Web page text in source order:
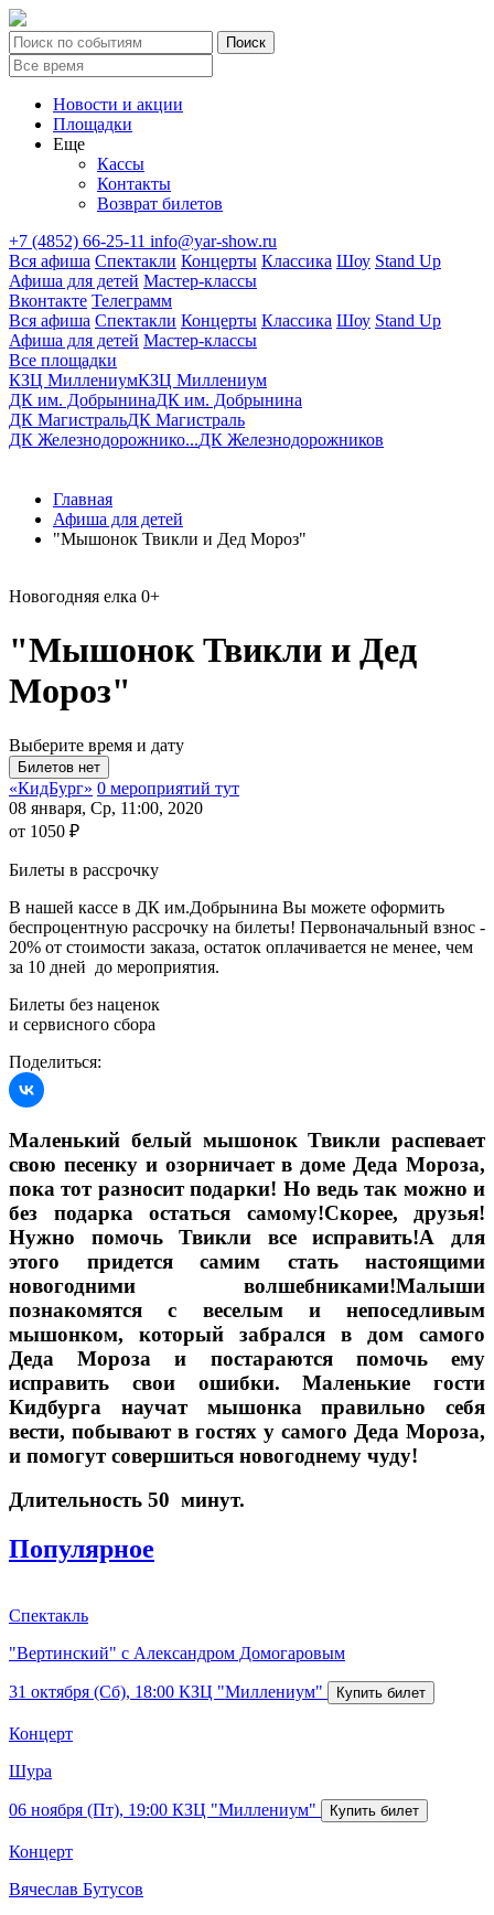
Новости и акции
Площадки
Еще
Кассы
Контакты
Возврат билетов
+7 (4852) 66-25-11 info@yar-show.ru
Вся афиша Спектакли Концерты Классика Шоу Stand Up
Афиша для детей Мастер-классы
Вконтакте Телеграмм
Вся афиша Спектакли Концерты Классика Шоу Stand Up
Афиша для детей Мастер-классы
Все площадки
КЗЦ МиллениумКЗЦ Миллениум
ДК им. ДобрынинаДК им. Добрынина
ДК МагистральДК Магистраль
ДК Железнодорожнико...ДК Железнодорожников
Главная
Афиша для детей
"Мышонок Твикли и Дед Мороз"
Новогодняя елка 0+
"Мышонок Твикли и Дед
Мороз"
Выберите время и дату
«КидБург» 0 мероприятий тут
08 января, Ср, 11:00, 2020
от 1050 ₽
Билеты в рассрочку
В нашей кассе в ДК им.Добрынина Вы можете оформить
беспроцентную рассрочку на билеты! Первоначальный взнос -
20% от стоимости заказа, остаток оплачивается не менее, чем
за 10 дней до мероприятия.
Билеты без наценок
и сервисного сбора
Поделиться:
Маленький белый мышонок Твикли распевает
свою песенку и озорничает в доме Деда Мороза,
пока тот разносит подарки! Но ведь так можно и
без подарка остаться самому!Скорее, друзья!
Нужно помочь Твикли все исправить!А для
этого придется самим стать настоящими
новогодними волшебниками!Малыши
познакомятся с веселым и непоседливым
мышонком, который забрался в дом самого
Деда Мороза и постараются помочь ему
исправить свои ошибки. Маленькие гости
Кидбурга научат мышонка правильно себя
вести, побывают в гостях у самого Деда Мороза,
и помогут совершиться новогоднему чуду!
Длительность 50 минут.
Популярное
Спектакль
"Вертинский" с Александром Домогаровым
31 октября (Сб), 18:00 КЗЦ "Миллениум"
Концерт
Шура
06 ноября (Пт), 19:00 КЗЦ "Миллениум"
Концерт
Вячеслав Бутусов